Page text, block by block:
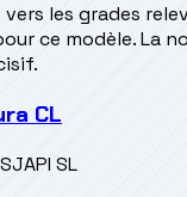
les grades
ce modèle. La
CL
API SL